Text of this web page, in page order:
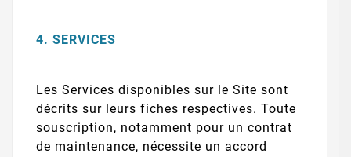
4. SERVICES
Les Services disponibles sur le Site sont
décrits sur leurs fiches respectives. Toute
souscription, notamment pour un contrat
de maintenance, nécessite un accord